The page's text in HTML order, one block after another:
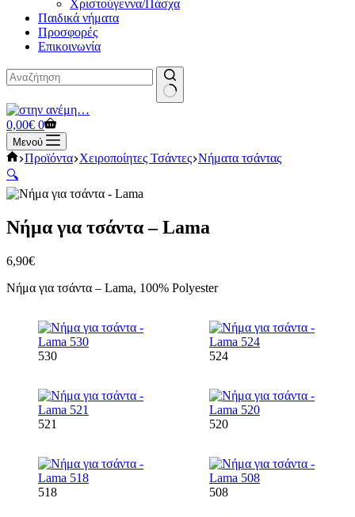
Χριστούγεννα/Πάσχα
Παιδικά νήματα
Προσφορές
Επικοινωνία
No
results
Καλάθι
Αγορών
0,00€ 0
Μενού
Αρχική
Προϊόντα Χειροποίητες Τσάντες Νήματα τσάντας
🔍
Νήμα για τσάντα – Lama
6,90€
Νήμα για τσάντα – Lama, 100% Polyester
530 524
521 520
518 508